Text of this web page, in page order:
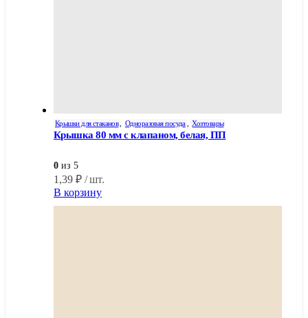
Крышки для стаканов Одноразовая посуда Хозтовары
Крышка 80 мм с клапаном, белая, ПП
0 из 5
1,39 ₽ / шт.
В корзину